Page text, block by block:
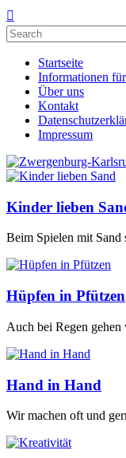

Startseite
Informationen
Über uns
Kontakt
Impressum
Kinder lieben
Beim Spielen mit Sand
Hüpfen in Pfützen
Auch bei Regen gehen
Hand in Hand
Wir machen oft und